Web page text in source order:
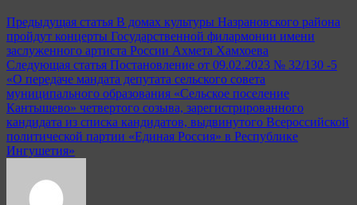
Предыдущая статья В домах культуры Назрановского района
пройдут концерты Государственной филармонии имени
заслуженного артиста России Ахмета Хамхоева
Следующая статья Постановление от 09.02.2023 № 32/130 -5
«О передаче мандата депутата сельского совета
муниципального образования «Сельское поселение
Кантышево» четвертого созыва, зарегистрированного
кандидата из списка кандидатов, выдвинутого Всероссийской
политической партии «Единая Россия» в Республике
Ингушетия»